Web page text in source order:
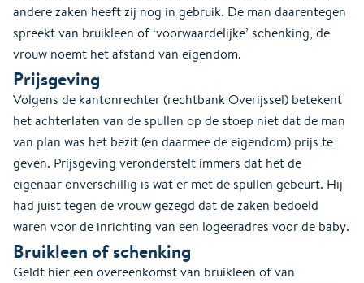
andere zaken heeft zij nog in gebruik. De man daarentegen
spreekt van bruikleen of ‘voorwaardelijke’ schenking, de
vrouw noemt het afstand van eigendom.
Prijsgeving
Volgens de kantonrechter (rechtbank Overijssel) betekent
het achterlaten van de spullen op de stoep niet dat de man
van plan was het bezit (en daarmee de eigendom) prijs te
geven. Prijsgeving veronderstelt immers dat het de
eigenaar onverschillig is wat er met de spullen gebeurt. Hij
had juist tegen de vrouw gezegd dat de zaken bedoeld
waren voor de inrichting van een logeeradres voor de baby.
Bruikleen of schenking
Geldt hier een overeenkomst van bruikleen of van